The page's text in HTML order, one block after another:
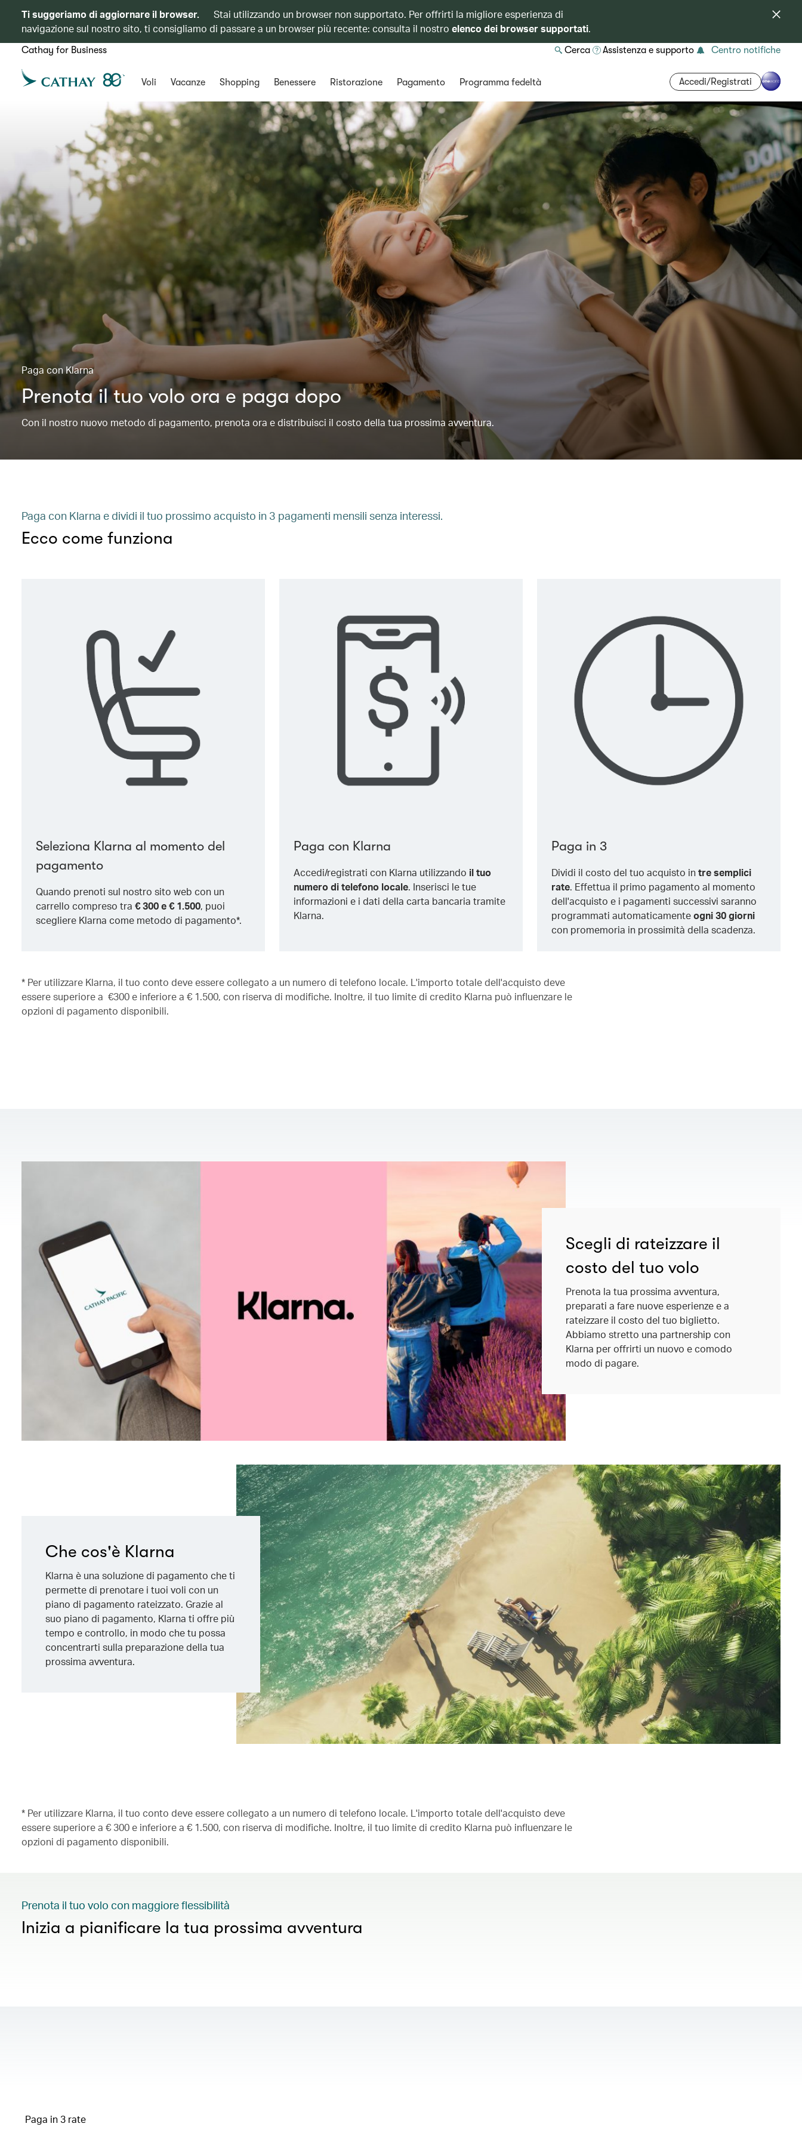
Ti suggeriamo di aggiornare il browser.
Stai utilizzando un browser non supportato. Per offrirti la migliore esperienza di
navigazione sul nostro sito, ti consigliamo di passare a un browser più recente: consulta il nostro elenco dei browser supportati.
Cathay for Business Cerca Assistenza e supporto Centro notifiche
Voli Vacanze Shopping Benessere Ristorazione Pagamento Programma fedeltà Accedi/Registrati
Paga con Klarna
Prenota il tuo volo ora e paga dopo
Con il nostro nuovo metodo di pagamento, prenota ora e distribuisci il costo della tua prossima avventura.
Paga con Klarna e dividi il tuo prossimo acquisto in 3 pagamenti mensili senza interessi.
Ecco come funziona
Seleziona Klarna al momento del
pagamento
Quando prenoti sul nostro sito web con un
carrello compreso tra € 300 e € 1.500, puoi
scegliere Klarna come metodo di pagamento*.
Paga con Klarna
Accedi/registrati con Klarna utilizzando il tuo
numero di telefono locale. Inserisci le tue
informazioni e i dati della carta bancaria tramite
Klarna.
Paga in 3
Dividi il costo del tuo acquisto in tre semplici
rate. Effettua il primo pagamento al momento
dell'acquisto e i pagamenti successivi saranno
programmati automaticamenteogni 30 giorni
con promemoria in prossimità della scadenza.
* Per utilizzare Klarna, il tuo conto deve essere collegato a un numero di telefono locale. L'importo totale dell'acquisto deve
essere superiore a €300 e inferiore a € 1.500, con riserva di modifiche. Inoltre, il tuo limite di credito Klarna può influenzare le
opzioni di pagamento disponibili.
Scegli di rateizzare il
costo del tuo volo
Prenota la tua prossima avventura,
preparati a fare nuove esperienze e a
rateizzare il costo del tuo biglietto.
Abbiamo stretto una partnership con
Klarna per offrirti un nuovo e comodo
modo di pagare.
Che cos'è Klarna
Klarna è una soluzione di pagamento che ti
permette di prenotare i tuoi voli con un
piano di pagamento rateizzato. Grazie al
suo piano di pagamento, Klarna ti offre più
tempo e controllo, in modo che tu possa
concentrarti sulla preparazione della tua
prossima avventura.
* Per utilizzare Klarna, il tuo conto deve essere collegato a un numero di telefono locale. L'importo totale dell'acquisto deve
essere superiore a € 300 e inferiore a € 1.500, con riserva di modifiche. Inoltre, il tuo limite di credito Klarna può influenzare le
opzioni di pagamento disponibili.
Prenota il tuo volo con maggiore flessibilità
Inizia a pianificare la tua prossima avventura
Paga in 3 rate